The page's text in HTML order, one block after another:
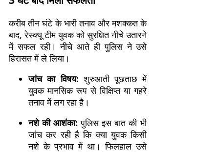
करीब तीन घंटे के भारी तनाव और मशक्कत के
बाद, रेस्क्यू टीम युवक को सुरक्षित नीचे उतारने
में सफल रही। नीचे आते ही पुलिस ने उसे
हिरासत में ले लिया।
जांच का विषय: शुरुआती पूछताछ में
युवक मानसिक रूप से विक्षिप्त या गहरे
तनाव में लग रहा है।
नशे की आशंका: पुलिस इस बात की भी
जांच कर रही है कि क्या युवक किसी
नशे के प्रभाव में था। फिलहाल उसे